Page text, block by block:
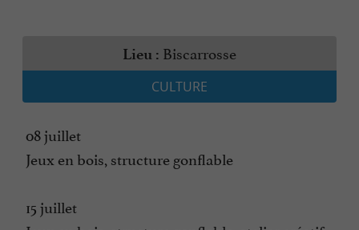
Lieu : Biscarrosse
CULTURE
08 juillet
Jeux en bois, structure gonflable
15 juillet